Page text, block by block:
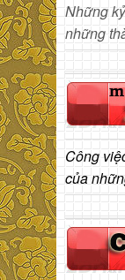
Những
những
Công
của